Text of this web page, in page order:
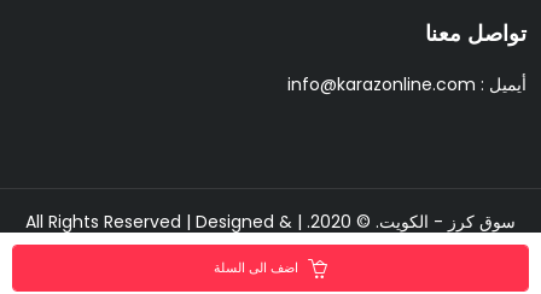
اضف الى السلة
تواصل معنا
أيميل : info@karazonline.com
سوق كرز - الكويت. © 2020. | All Rights Reserved | Designed &
Developed ByPixipine